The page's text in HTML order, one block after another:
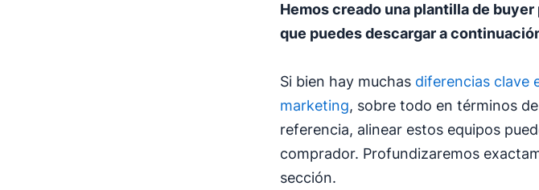
Hemos creado una plantilla de buyer
que puedes descargar a
Si bien hay muchas diferencias clave
marketing, sobre todo en términos
referencia, alinear estos equipos
comprador. Profundizaremos
sección.